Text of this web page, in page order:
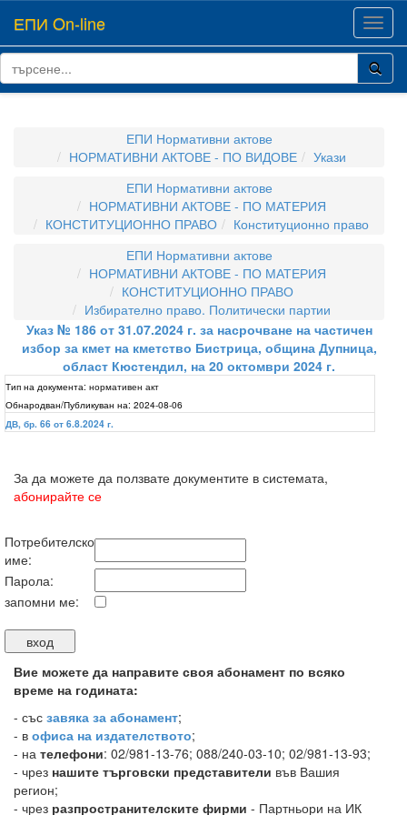
ЕПИ On-line
ЕПИ Нормативни актове
НОРМАТИВНИ АКТОВЕ - ПО ВИДОВЕ
Укази
ЕПИ Нормативни актове
НОРМАТИВНИ АКТОВЕ - ПО МАТЕРИЯ
КОНСТИТУЦИОННО ПРАВО
Конституционно право
ЕПИ Нормативни актове
НОРМАТИВНИ АКТОВЕ - ПО МАТЕРИЯ
КОНСТИТУЦИОННО ПРАВО
Избирателно право. Политически партии
Указ № 186 от 31.07.2024 г. за насрочване на частичен
избор за кмет на кметство Бистрица, община Дупница,
област Кюстендил, на 20 октомври 2024 г.
Тип на документа: нормативен акт
Обнародван/Публикуван на: 2024-08-06
ДВ, бр. 66 от 6.8.2024 г.
За да можете да ползвате документите в системата,
абонирайте се
Потребителско
име:
Парола:
запомни ме:
Вие можете да направите своя абонамент по всяко
време на годината:
- със завяка за абонамент;
- в офиса на издателството;
- на телефони: 02/981-13-76; 088/240-03-10; 02/981-13-93;
- чрез нашите търговски представители във Вашия
регион;
- чрез разпространителските фирми - Партньори на ИК